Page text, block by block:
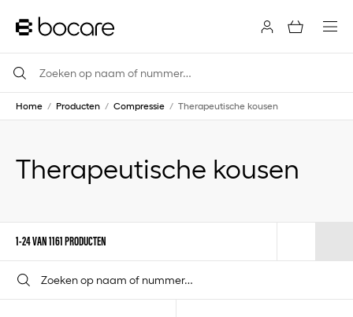
Home / Producten / Compressie / Therapeutische kousen
Therapeutische kousen
1-24 VAN 1161 PRODUCTEN